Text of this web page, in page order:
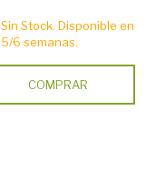
Sin Stock. Disponible en
5/6 semanas.
COMPRAR